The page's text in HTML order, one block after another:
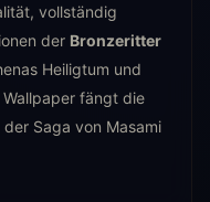
vollständig
der Bronzeritter
Heiligtum und
fängt die
Saga von Masami